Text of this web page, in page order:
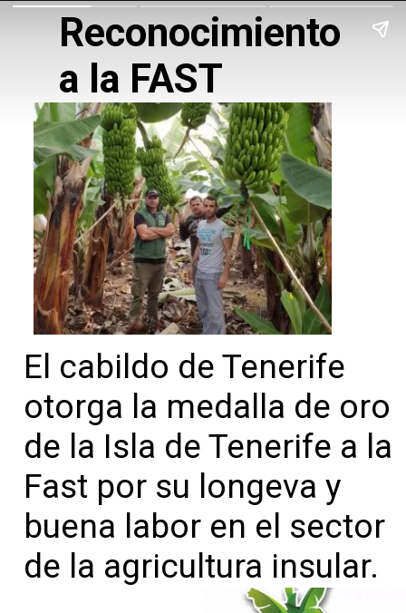
Reconocimiento
a la FAST
El cabildo de Tenerife
otorga la medalla de oro
de la Isla de Tenerife a la
Fast por su longeva y
buena labor en el sector
de la agricultura insular.